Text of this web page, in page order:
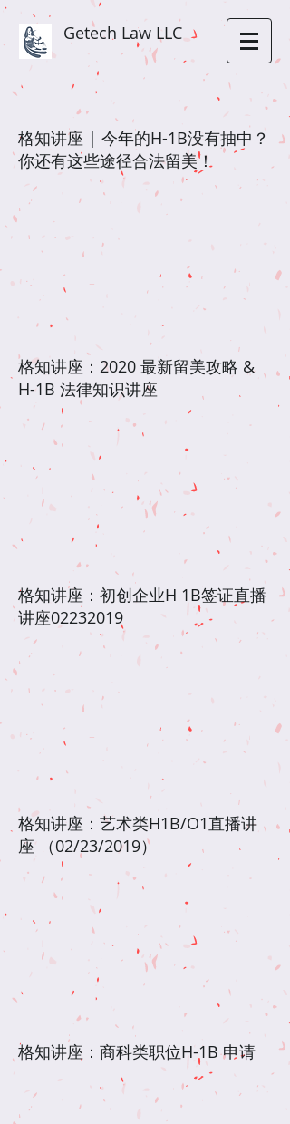
Getech Law LLC
格知讲座 | 今年的H-1B没有抽中？
你还有这些途径合法留美！
格知讲座：2020 最新留美攻略 &
H-1B 法律知识讲座
格知讲座：初创企业H 1B签证直播
讲座02232019
格知讲座：艺术类H1B/O1直播讲
座 （02/23/2019）
格知讲座：商科类职位H-1B 申请